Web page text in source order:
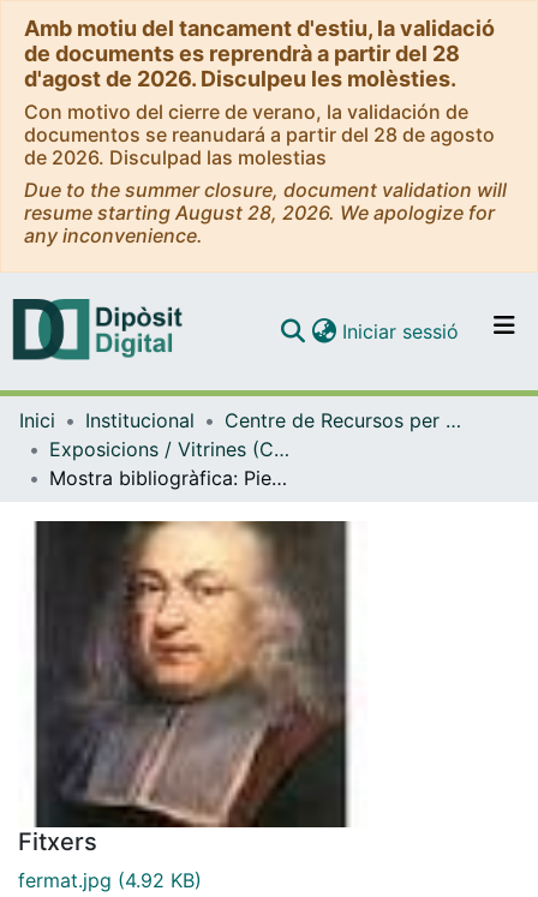
Amb motiu del tancament d'estiu, la validació
de documents es reprendrà a partir del 28
d'agost de 2026. Disculpeu les molèsties.
Con motivo del cierre de verano, la validación de
documentos se reanudará a partir del 28 de agosto
de 2026. Disculpad las molestias
Due to the summer closure, document validation will
resume starting August 28, 2026. We apologize for
any inconvenience.
Navega per tot el DD
Com publicar
Contacte
Iniciar sessió (current)
Inici Institucional
Centre de Recursos per a l'Aprenentatge i la Investigació (CRAI-UB) - Institucional
Exposicions / Vitrines (CRAI-UB)
Mostra bibliogràfica: Pierre de Fermat (1601-1665). (2005)
Fitxers
fermat.jpg (4.92 KB)